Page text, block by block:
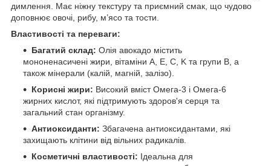
димлення. Має ніжну текстуру та приємний смак, що чудово
доповнює овочі, рибу, м’ясо та тости.
Властивості та переваги:
Багатий склад: Олія авокадо містить
мононенасичені жири, вітаміни A, E, C, K та групи B, а
також мінерали (калій, магній, залізо).
Корисні жири: Високий вміст Омега-3 і Омега-6
жирних кислот, які підтримують здоров'я серця та
загальний стан організму.
Антиоксиданти: Збагачена антиоксидантами, які
захищають клітини від вільних радикалів.
Косметичні властивості: Ідеальна для